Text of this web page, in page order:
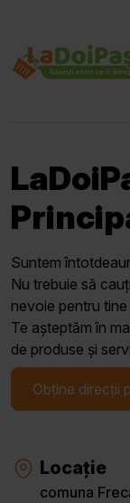
Suntem
Nu trebuie să
nevoie pentru
Te așteptăm în
de produse și
Obține direcții
Locație
comuna